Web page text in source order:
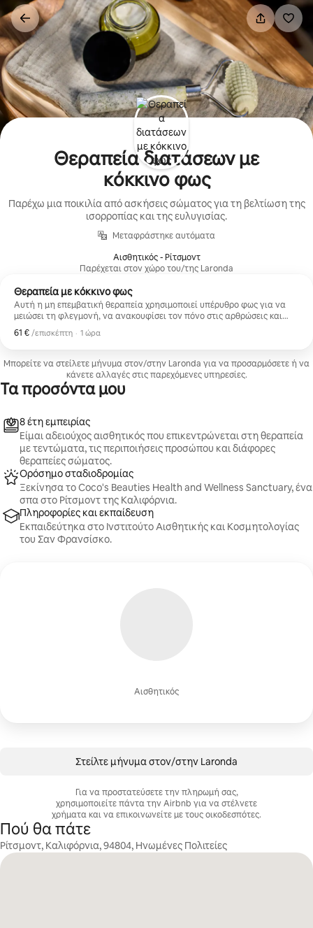
Μετάβαση
στο
περιεχόμενο
Θεραπεία διατάσεων με
κόκκινο φως
Παρέχω μια ποικιλία από ασκήσεις σώματος για τη βελτίωση της
ισορροπίας και της ευλυγισίας.
Μεταφράστηκε αυτόματα
Αισθητικός - Ρίτσμοντ
Παρέχεται στον χώρο του/της Laronda
Θεραπεία με κόκκινο φως
Αυτή η μη επεμβατική θεραπεία χρησιμοποιεί υπέρυθρο φως για να
μειώσει τη φλεγμονή, να ανακουφίσει τον πόνο στις αρθρώσεις και
τους μύες, να ενισχύσει την παραγωγή κολλαγόνου και να βελτιώσει
τον τόνο του δέρματος. Η συνεδρία πραγματοποιείται στο Coco's
Beauties Health and Wellness Sanctuary, ένα κομμωτήριο στο Ρίτσμοντ.
61 € /επισκέπτη
61 €, ανά επισκέπτη
, · 1 ώρα
Μπορείτε να στείλετε μήνυμα στον/στην Laronda για να προσαρμόσετε ή να
κάνετε αλλαγές στις παρεχόμενες υπηρεσίες.
Τα προσόντα μου
Αισθητικός
8 έτη εμπειρίας
Είμαι αδειούχος αισθητικός που επικεντρώνεται στη θεραπεία
με τεντώματα, τις περιποιήσεις προσώπου και διάφορες
θεραπείες σώματος.
Ορόσημο σταδιοδρομίας
Ξεκίνησα το Coco's Beauties Health and Wellness Sanctuary, ένα
σπα στο Ρίτσμοντ της Καλιφόρνια.
Πληροφορίες και εκπαίδευση
Εκπαιδεύτηκα στο Ινστιτούτο Αισθητικής και Κοσμητολογίας
του Σαν Φρανσίσκο.
Στείλτε μήνυμα στον/στην Laronda
Για να προστατεύσετε την πληρωμή σας,
χρησιμοποιείτε πάντα την Airbnb για να στέλνετε
χρήματα και να επικοινωνείτε με τους οικοδεσπότες.
Πού θα πάτε
Ρίτσμοντ, Καλιφόρνια, 94804, Ηνωμένες Πολιτείες